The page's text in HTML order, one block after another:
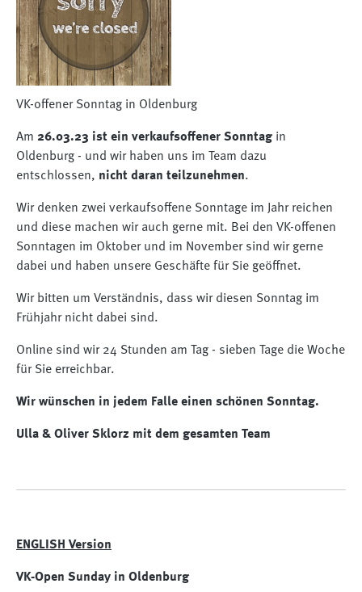
VK-offener Sonntag in Oldenburg
Am 26.03.23 ist ein verkaufsoffener Sonntagin
Oldenburg - und wir haben uns im Team dazu
entschlossen, nicht daran teilzunehmen.
Wir denken zwei verkaufsoffene Sonntage im Jahr reichen
und diese machen wir auch gerne mit. Bei den VK-offenen
Sonntagen im Oktober und im November sind wir gerne
dabei und haben unsere Geschäfte für Sie geöffnet.
Wir bitten um Verständnis, dass wir diesen Sonntag im
Frühjahr nicht dabei sind.
Online sind wir 24 Stunden am Tag - sieben Tage die Woche
für Sie erreichbar.
Wir wünschen in jedem Falle einen schönen Sonntag.
Ulla & Oliver Sklorz mit dem gesamten Team
ENGLISH Version
VK-Open Sunday in Oldenburg